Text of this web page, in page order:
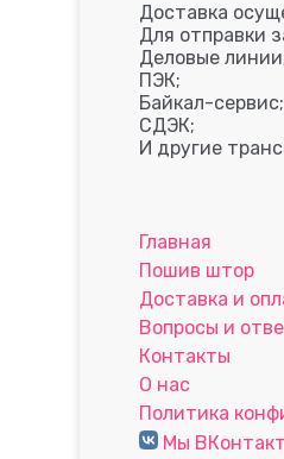
Доставка
Для отправки
Деловые
ПЭК;
Байкал-сервис;
СДЭК;
И другие
Главная
Пошив штор
Доставка и
Вопросы и
Контакты
О нас
Политика
Мы